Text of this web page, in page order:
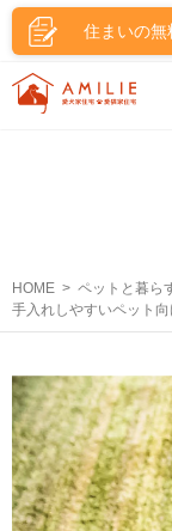
住まいの無
HOME
ペットと暮ら
手入れしやすいペット